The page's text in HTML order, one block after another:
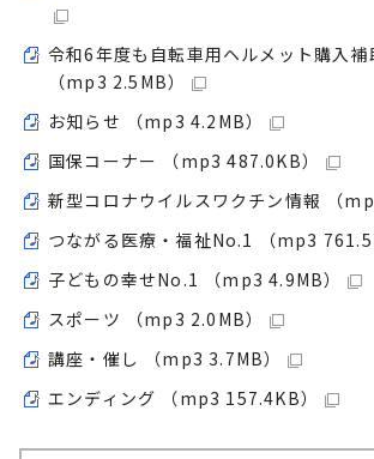
令和6年度も自転車用ヘルメット購入補
（mp3 2.5MB）
お知らせ （mp3 4.2MB）
国保コーナー （mp3 487.0KB）
新型コロナウイルスワクチン情報 （
つながる医療・福祉No.1 （mp3
子どもの幸せNo.1 （mp3 4.9MB）
スポーツ （mp3 2.0MB）
講座・催し （mp3 3.7MB）
エンディング （mp3 157.4KB）